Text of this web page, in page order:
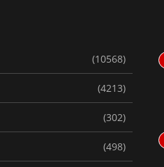
(10568)
(4213)
(302)
(498)